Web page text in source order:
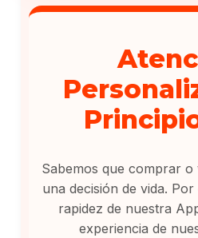
Sabemos que comprar o
una decisión de vida.
rapidez de nuestra
experiencia de